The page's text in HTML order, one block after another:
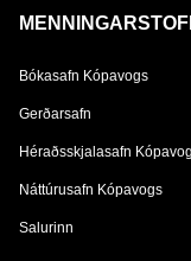
Bókasafn Kópavogs
Gerðarsafn
Héraðsskjalasafn
Náttúrusafn Kópavogs
Salurinn